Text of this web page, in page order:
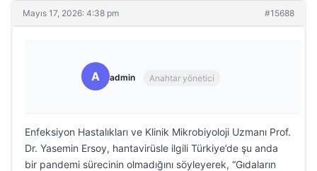
Mayıs 17, 2026: 4:38 pm #15688
A admin Anahtar yönetici
Enfeksiyon Hastalıkları ve Klinik Mikrobiyoloji Uzmanı Prof.
Dr. Yasemin Ersoy, hantavirüsle ilgili Türkiye’de şu anda
bir pandemi sürecinin olmadığını söyleyerek, “Gıdaların